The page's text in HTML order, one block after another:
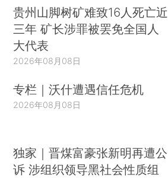
贵州山脚树矿难致16人死亡近
三年 矿长涉罪被罢免全国人
大代表
2026年08月08日
专栏｜沃什遭遇信任危机
2026年08月08日
独家｜晋煤富豪张新明再遭公
诉 涉组织领导黑社会性质组